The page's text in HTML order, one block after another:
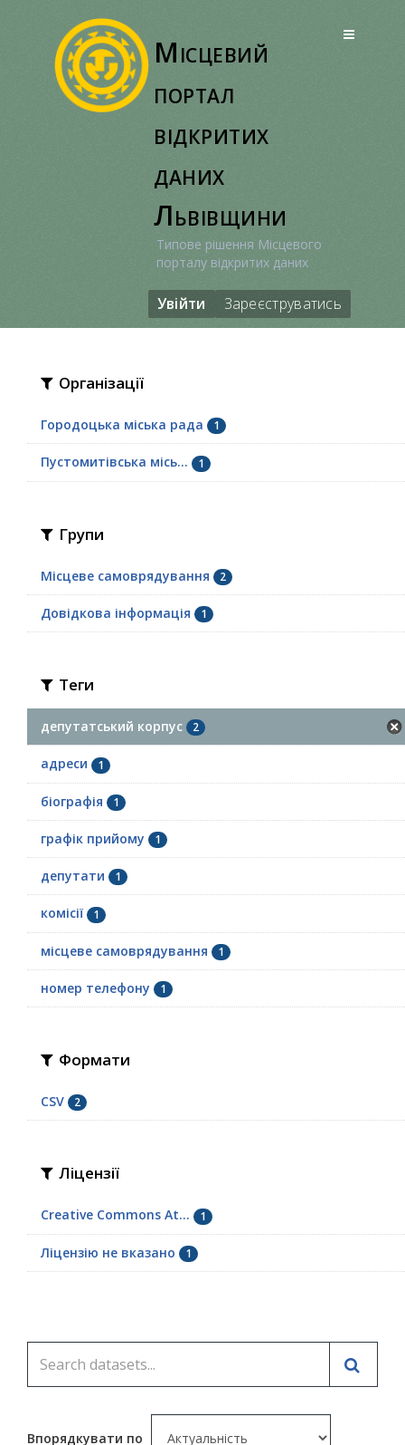
Місцевий
портал
відкритих
даних
Львівщини
Типове рішення Місцевого
порталу відкритих даних
Увійти Зареєструватись
Організації
Городоцька міська рада 1
Пустомитівська місь... 1
Групи
Місцеве самоврядування 2
Довідкова інформація 1
Теги
депутатський корпус 2
адреси 1
біографія 1
графік прийому 1
депутати 1
комісії 1
місцеве самоврядування 1
номер телефону 1
Формати
CSV 2
Ліцензії
Creative Commons At... 1
Ліцензію не вказано 1
Впорядкувати по